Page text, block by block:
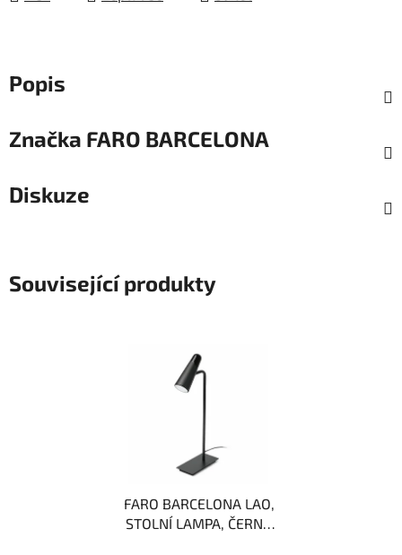
Popis
Značka FARO BARCELONA
Diskuze
Související produkty
FARO BARCELONA LAO,
STOLNÍ LAMPA, ČERNÁ